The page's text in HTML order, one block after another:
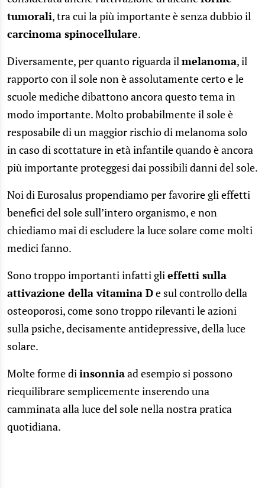
tumorali, tra cui la più importante è senza dubbio il
carcinoma spinocellulare.
Diversamente, per quanto riguarda il melanoma, il
rapporto con il sole non è assolutamente certo e le
scuole mediche dibattono ancora questo tema in
modo importante. Molto probabilmente il sole è
resposabile di un maggior rischio di melanoma solo
in caso di scottature in età infantile quando è ancora
più importante proteggesi dai possibili danni del sole.
Noi di Eurosalus propendiamo per favorire gli effetti
benefici del sole sull’intero organismo, e non
chiediamo mai di escludere la luce solare come molti
medici fanno.
Sono troppo importanti infatti gli effetti sulla
attivazione della vitamina De sul controllo della
osteoporosi, come sono troppo rilevanti le azioni
sulla psiche, decisamente antidepressive, della luce
solare.
Molte forme di insonniaad esempio si possono
riequilibrare semplicemente inserendo una
camminata alla luce del sole nella nostra pratica
quotidiana.